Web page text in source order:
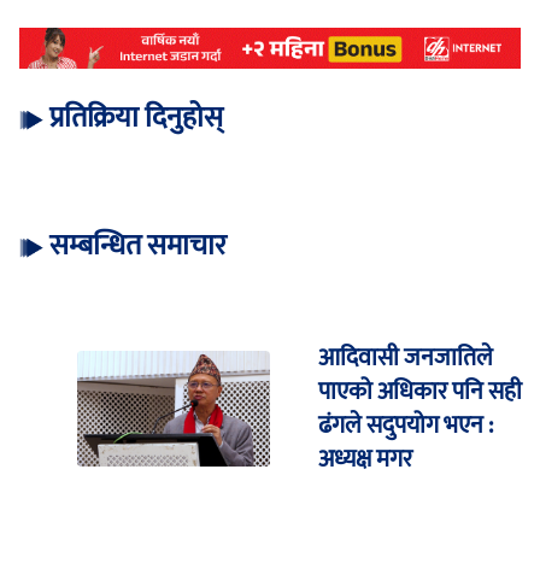
प्रतिक्रिया दिनुहोस्
सम्बन्धित समाचार
आदिवासी जनजातिले
पाएको अधिकार पनि सही
ढंगले सदुपयोग भएन :
अध्यक्ष मगर